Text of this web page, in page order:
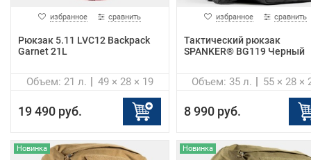
избранное сравнить
Рюкзак 5.11 LVC12 Backpack
Garnet 21L
49 × 28 × 19
Объем: 21 л.
19 490 руб.
избранное сравнить
Тактический рюкзак
SPANKER® BG119 Черный
55 × 28 ×
Объем: 35 л.
8 990 руб.
Новинка Новинка